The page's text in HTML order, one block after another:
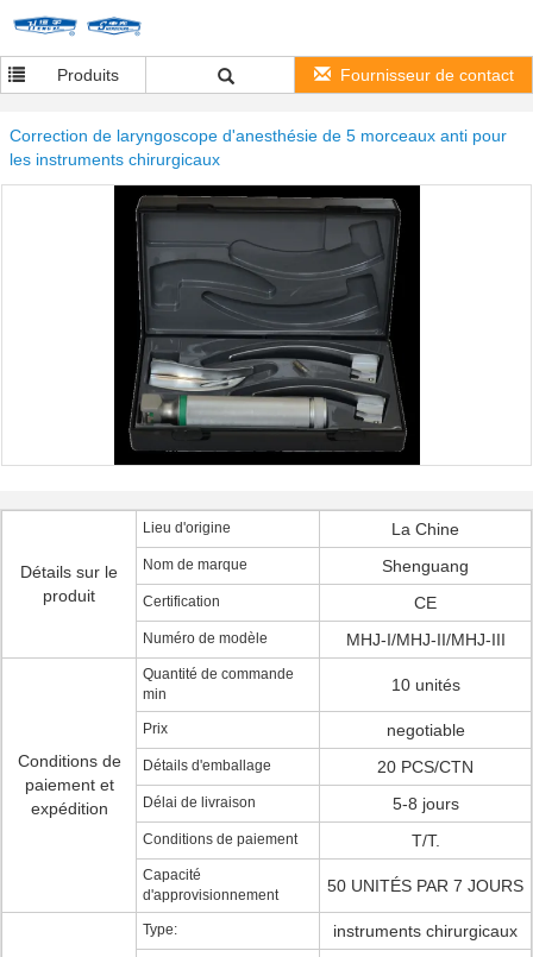
Produits Fournisseur de contact
Correction de laryngoscope d'anesthésie de 5 morceaux anti pour
les instruments chirurgicaux
Détails sur le
produit
Lieu d'origine La Chine
Nom de marque Shenguang
Certification CE
Numéro de modèle MHJ-I/MHJ-II/MHJ-III
Conditions de
paiement et
expédition
Quantité de commande
min
10 unités
Prix negotiable
Détails d'emballage 20 PCS/CTN
Délai de livraison 5-8 jours
Conditions de paiement T/T.
Capacité
d'approvisionnement
50 UNITÉS PAR 7 JOURS
Type: instruments chirurgicaux